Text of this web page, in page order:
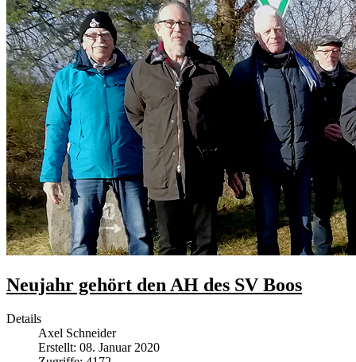
Neujahr gehört den AH des SV Boos
Details
Axel Schneider
Erstellt: 08. Januar 2020